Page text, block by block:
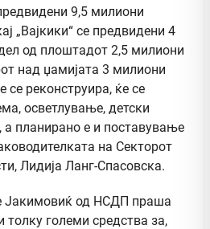
9,5 милиони
„Вајкики“ се предвидени 4
од плоштадот 2,5 милиони
над џамијата 3 милиони
се реконструира, ќе се
осветлување, детски
а планирано е и поставување
на Секторот
Лидија Ланг-Спасовска.
Јакимовиќ од НСДП праша
големи средства за,